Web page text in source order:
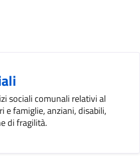
sociali comunali relativi al
e famiglie, anziani, disabili,
di fragilità.